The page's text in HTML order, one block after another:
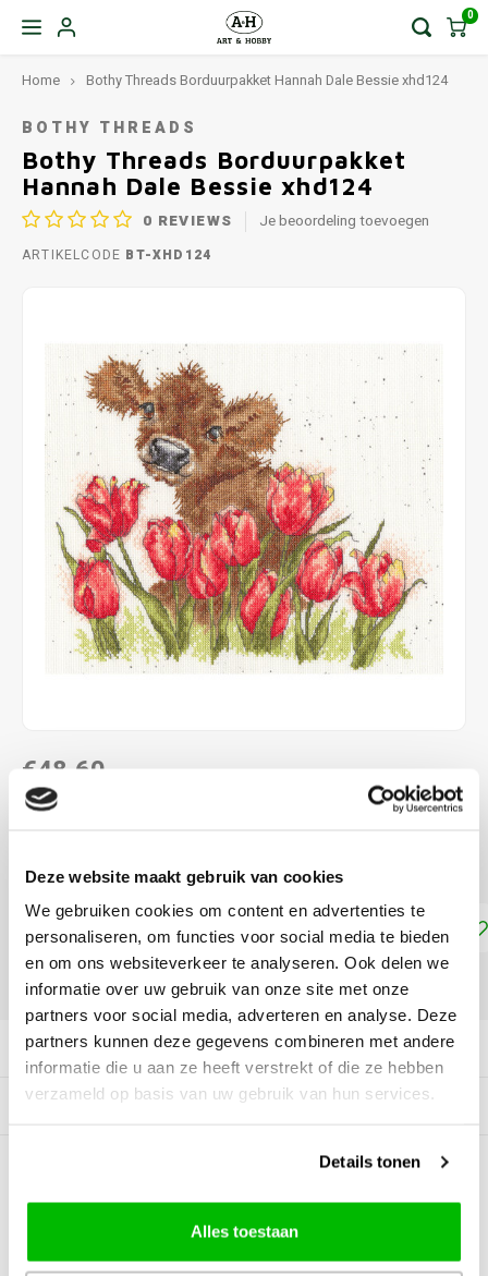
Deze website maakt gebruik van cookies
We gebruiken cookies om content en advertenties te
personaliseren, om functies voor social media te bieden
en om ons websiteverkeer te analyseren. Ook delen we
informatie over uw gebruik van onze site met onze
partners voor social media, adverteren en analyse. Deze
partners kunnen deze gegevens combineren met andere
informatie die u aan ze heeft verstrekt of die ze hebben
verzameld op basis van uw gebruik van hun services.
Details tonen
Alles toestaan
0
Home Bothy Threads Borduurpakket Hannah Dale Bessie xhd124
BOTHY THREADS
Bothy Threads Borduurpakket
Hannah Dale Bessie xhd124
0 REVIEWS Je beoordeling toevoegen
ARTIKELCODE BT-XHD124
€48,60
LEVERTIJD: CA. 1-3 WEKEN
ca. 24 x 29 cm Kruissteek telpatroon Lees meer
Toevoegen aan winkelwagen
DELEN:
Productomschrijving
Gerelateerde producten
BEOORDELINGEN